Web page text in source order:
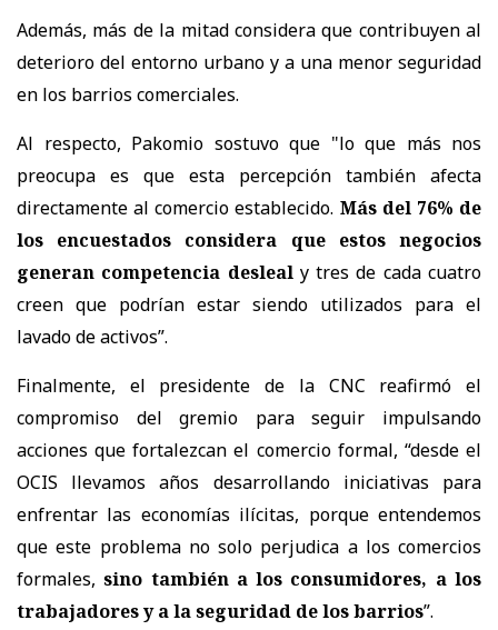
Además, más de la mitad considera que contribuyen al
deterioro del entorno urbano y a una menor seguridad
en los barrios comerciales.
Al respecto, Pakomio sostuvo que "lo que más nos
preocupa es que esta percepción también afecta
directamente al comercio establecido. Más del 76% de
los encuestados considera que estos negocios
generan competencia deslealy tres de cada cuatro
creen que podrían estar siendo utilizados para el
lavado de activos”.
Finalmente, el presidente de la CNC reafirmó el
compromiso del gremio para seguir impulsando
acciones que fortalezcan el comercio formal, “desde el
OCIS llevamos años desarrollando iniciativas para
enfrentar las economías ilícitas, porque entendemos
que este problema no solo perjudica a los comercios
formales,sino también a los consumidores, a los
trabajadores y a la seguridad de los barrios”.